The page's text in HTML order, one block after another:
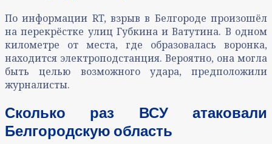
По информации RT, взрыв в Белгороде произошёл
на перекрёстке улиц Губкина и Ватутина. В одном
километре от места, где образовалась воронка,
находится электроподстанция. Вероятно, она могла
быть целью возможного удара, предположили
журналисты.
Сколько раз ВСУ атаковали
Белгородскую область